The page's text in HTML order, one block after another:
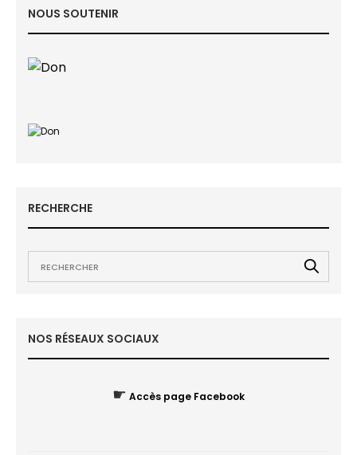
NOUS SOUTENIR
RECHERCHE
NOS RÉSEAUX SOCIAUX
☛ Accès page Facebook